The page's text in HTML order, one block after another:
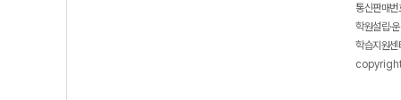
통신판매
학원설립·
학습지원